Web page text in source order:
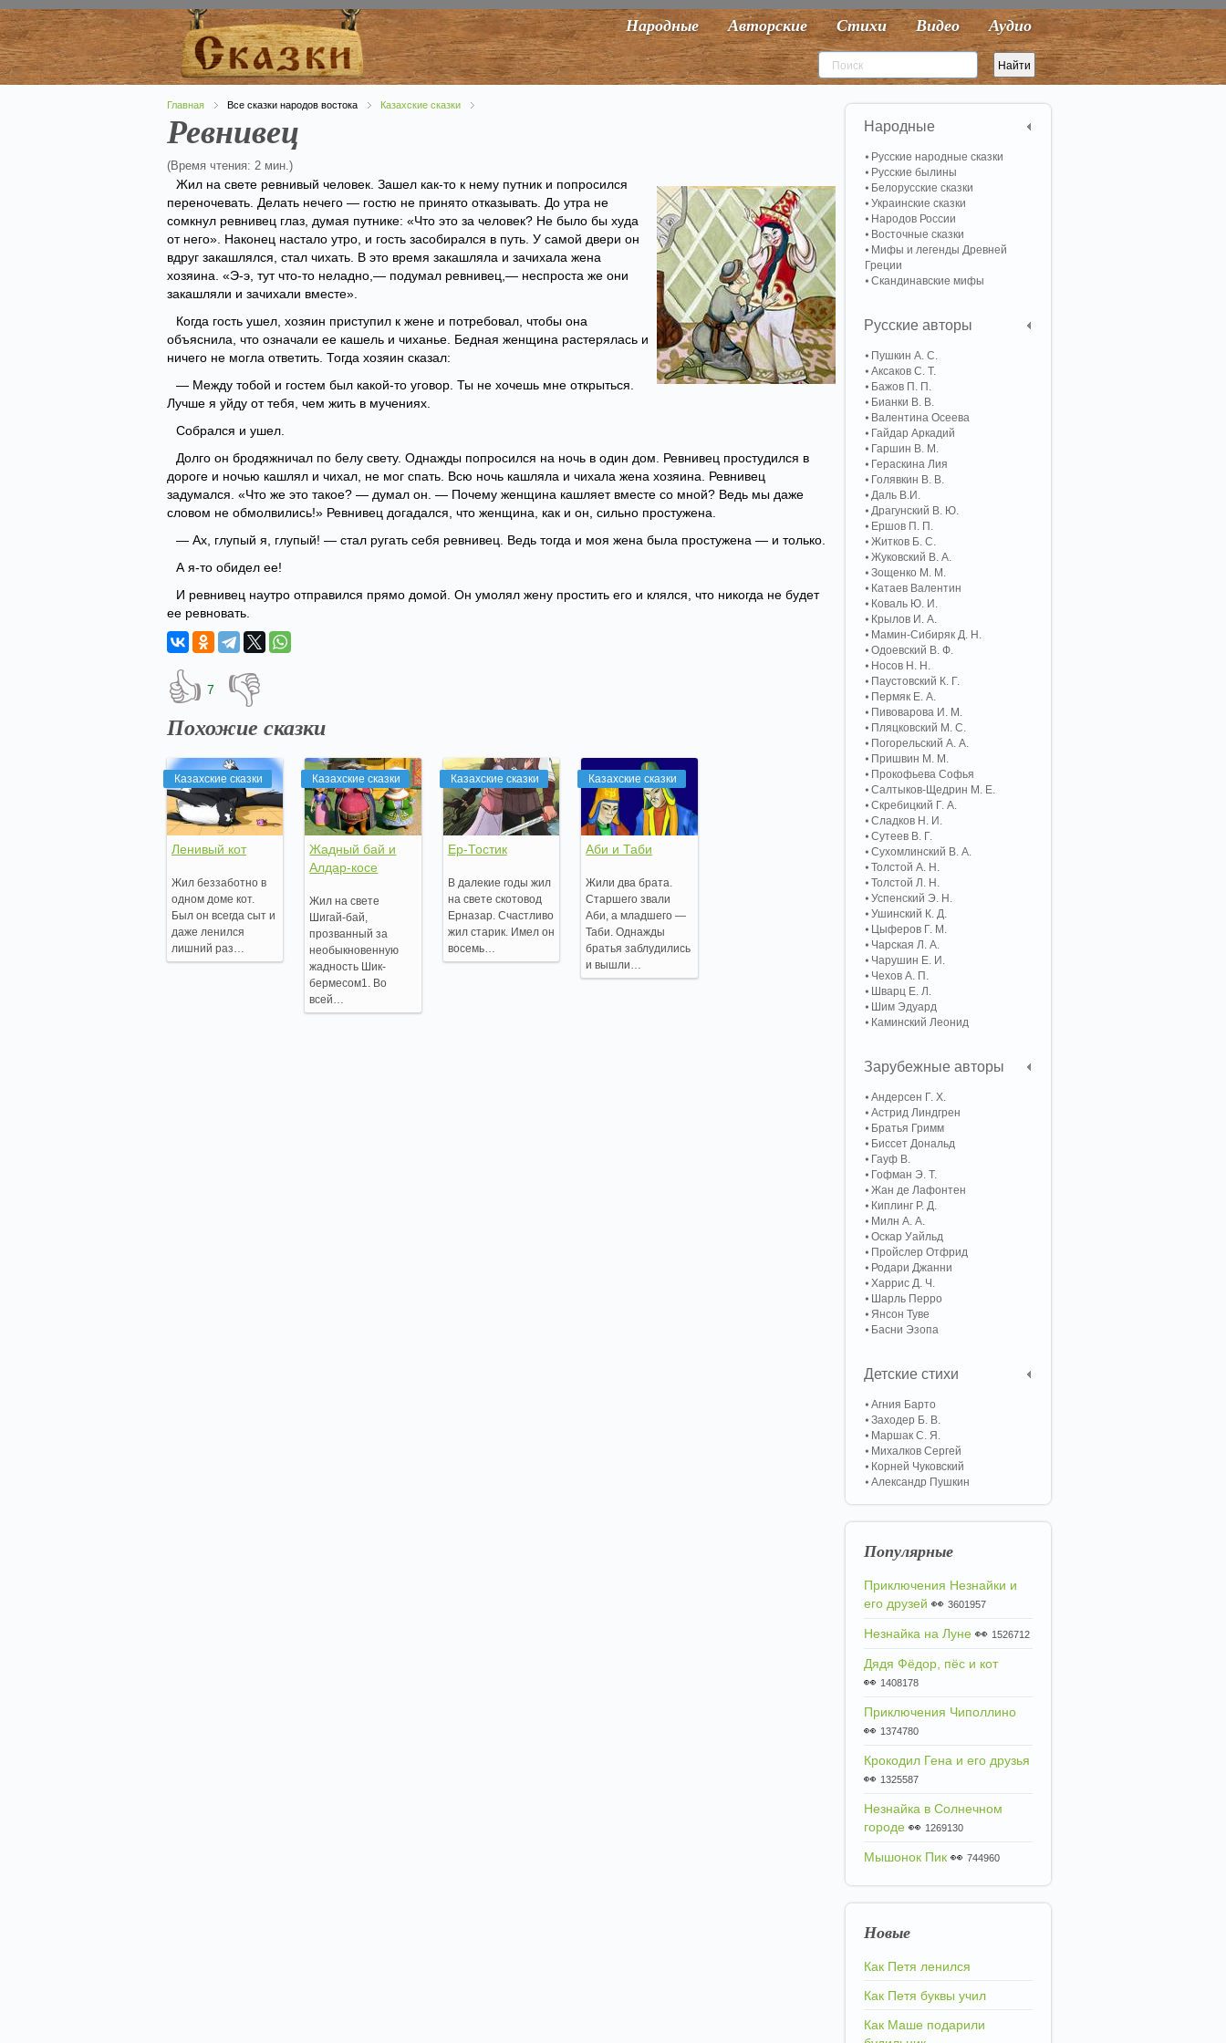
Народные Авторские Стихи Видео Аудио
Главная Все сказки народов востока Казахские сказки
Ревнивец
(Время чтения: 2 мин.)
Жил на свете ревнивый человек. Зашел как-то к нему путник и попросился
переночевать. Делать нечего — гостю не принято отказывать. До утра не
сомкнул ревнивец глаз, думая путнике: «Что это за человек? Не было бы худа
от него». Наконец настало утро, и гость засобирался в путь. У самой двери он
вдруг закашлялся, стал чихать. В это время закашляла и зачихала жена
хозяина. «Э-э, тут что-то неладно,— подумал ревнивец,— неспроста же они
закашляли и зачихали вместе».
Когда гость ушел, хозяин приступил к жене и потребовал, чтобы она
объяснила, что означали ее кашель и чиханье. Бедная женщина растерялась и
ничего не могла ответить. Тогда хозяин сказал:
— Между тобой и гостем был какой-то уговор. Ты не хочешь мне открыться.
Лучше я уйду от тебя, чем жить в мучениях.
Собрался и ушел.
Долго он бродяжничал по белу свету. Однажды попросился на ночь в один дом. Ревнивец простудился в
дороге и ночью кашлял и чихал, не мог спать. Всю ночь кашляла и чихала жена хозяина. Ревнивец
задумался. «Что же это такое? — думал он. — Почему женщина кашляет вместе со мной? Ведь мы даже
словом не обмолвились!» Ревнивец догадался, что женщина, как и он, сильно простужена.
— Ах, глупый я, глупый! — стал ругать себя ревнивец. Ведь тогда и моя жена была простужена — и только.
А я-то обидел ее!
И ревнивец наутро отправился прямо домой. Он умолял жену простить его и клялся, что никогда не будет
ее ревновать.
👍 7 👎
Похожие сказки
Казахские сказки
Ленивый кот
Жил беззаботно в
одном доме кот.
Был он всегда сыт и
даже ленился
лишний раз…
Казахские сказки
Жадный бай и
Алдар-косе
Жил на свете
Шигай-бай,
прозванный за
необыкновенную
жадность Шик-
бермесом1. Во
всей…
Казахские сказки
Ер-Тостик
В далекие годы жил
на свете скотовод
Ерназар. Счастливо
жил старик. Имел он
восемь…
Казахские сказки
Аби и Таби
Жили два брата.
Старшего звали
Аби, а младшего —
Таби. Однажды
братья заблудились
и вышли…
Народные
Русские народные сказки
Русские былины
Белорусские сказки
Украинские сказки
Народов России
Восточные сказки
Мифы и легенды Древней
Греции
Скандинавские мифы
Русские авторы
Пушкин А. С.
Аксаков С. Т.
Бажов П. П.
Бианки В. В.
Валентина Осеева
Гайдар Аркадий
Гаршин В. М.
Гераскина Лия
Голявкин В. В.
Даль В.И.
Драгунский В. Ю.
Ершов П. П.
Житков Б. С.
Жуковский В. А.
Зощенко М. М.
Катаев Валентин
Коваль Ю. И.
Крылов И. А.
Мамин-Сибиряк Д. Н.
Одоевский В. Ф.
Носов Н. Н.
Паустовский К. Г.
Пермяк Е. А.
Пивоварова И. М.
Пляцковский М. С.
Погорельский А. A.
Пришвин М. М.
Прокофьева Софья
Салтыков-Щедрин М. Е.
Скребицкий Г. А.
Сладков Н. И.
Сутеев В. Г.
Сухомлинский В. А.
Толстой А. Н.
Толстой Л. Н.
Успенский Э. Н.
Ушинский К. Д.
Цыферов Г. М.
Чарская Л. А.
Чарушин Е. И.
Чехов А. П.
Шварц Е. Л.
Шим Эдуард
Каминский Леонид
Зарубежные авторы
Андерсен Г. Х.
Астрид Линдгрен
Братья Гримм
Биссет Дональд
Гауф В.
Гофман Э. Т.
Жан де Лафонтен
Киплинг Р. Д.
Милн А. А.
Оскар Уайльд
Пройслер Отфрид
Родари Джанни
Харрис Д. Ч.
Шарль Перро
Янсон Туве
Басни Эзопа
Детские стихи
Агния Барто
Заходер Б. В.
Маршак С. Я.
Михалков Сергей
Корней Чуковский
Александр Пушкин
Популярные
Приключения Незнайки и
его друзей 👀 3601957
Незнайка на Луне 👀 1526712
Дядя Фёдор, пёс и кот
👀 1408178
Приключения Чиполлино
👀 1374780
Крокодил Гена и его друзья
👀 1325587
Незнайка в Солнечном
городе 👀 1269130
Мышонок Пик 👀 744960
Новые
Как Петя ленился
Как Петя буквы учил
Как Маше подарили